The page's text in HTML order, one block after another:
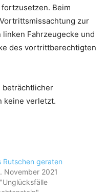
Beim
zur
Fahrzeugecke und
des vortrittberechtigten
beträchtlicher
keine verletzt.
Rutschen geraten
November 2021